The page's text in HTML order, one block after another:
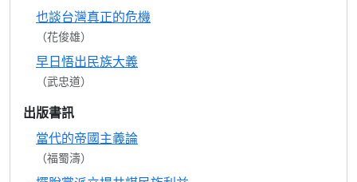
也談台灣真正的危機
（花俊雄）
早日悟出民族大義
（武忠道）
出版書訊
當代的帝國主義論
（福蜀濤）